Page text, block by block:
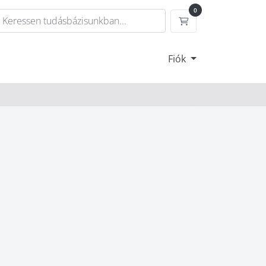
0
Bevásárlókosár
Fiók